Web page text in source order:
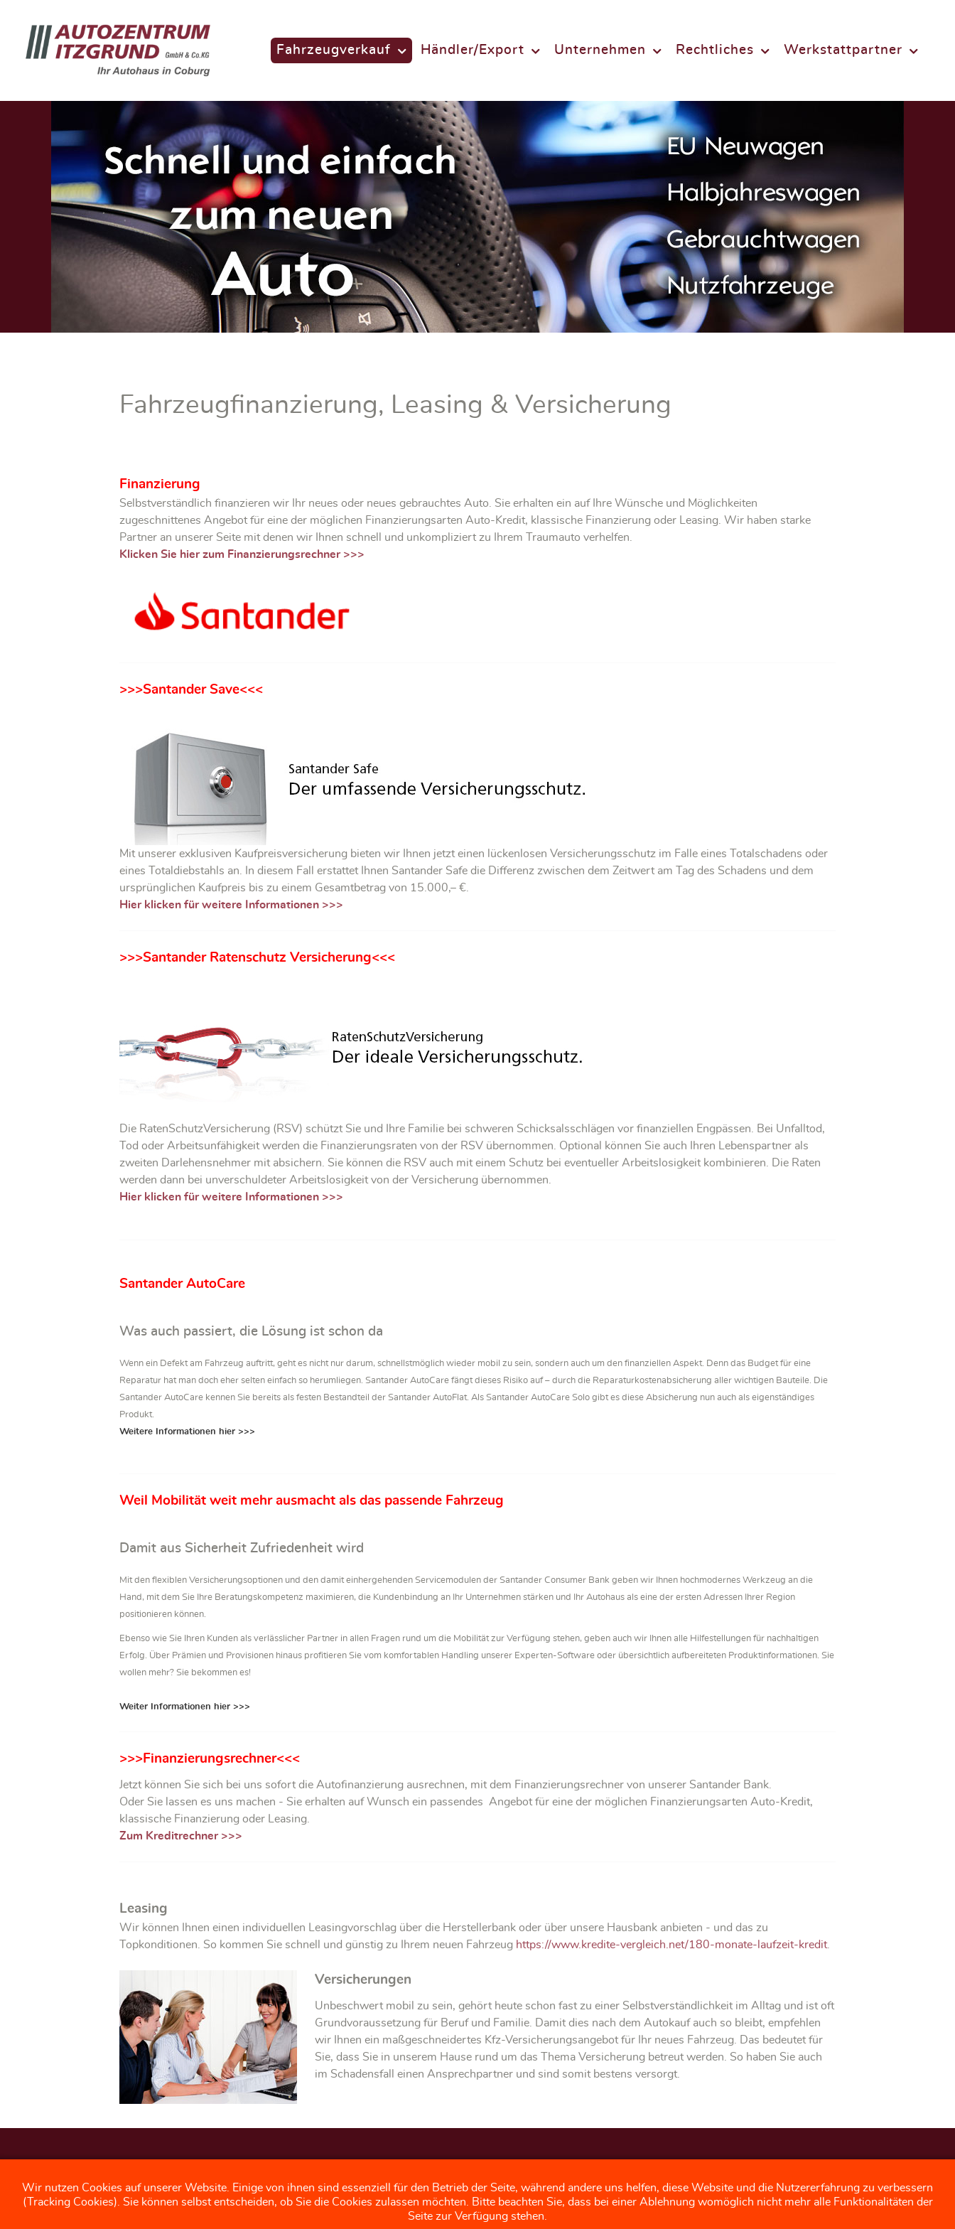
Fahrzeugverkauf Händler/Export Unternehmen Rechtliches Werkstattpartner
Fahrzeugfinanzierung, Leasing & Versicherung
Finanzierung
Selbstverständlich finanzieren wir Ihr neues oder neues gebrauchtes Auto. Sie erhalten ein auf Ihre Wünsche und Möglichkeiten
zugeschnittenes Angebot für eine der möglichen Finanzierungsarten Auto-Kredit, klassische Finanzierung oder Leasing. Wir haben starke
Partner an unserer Seite mit denen wir Ihnen schnell und unkompliziert zu Ihrem Traumauto verhelfen.
Klicken Sie hier zum Finanzierungsrechner >>>
>>>Santander Save<<<
Mit unserer exklusiven Kaufpreisversicherung bieten wir Ihnen jetzt einen lückenlosen Versicherungsschutz im Falle eines Totalschadens oder
eines Totaldiebstahls an. In diesem Fall erstattet Ihnen Santander Safe die Differenz zwischen dem Zeitwert am Tag des Schadens und dem
ursprünglichen Kaufpreis bis zu einem Gesamtbetrag von 15.000,– €.
Hier klicken für weitere Informationen >>>
>>>Santander Ratenschutz Versicherung<<<
Die RatenSchutzVersicherung (RSV) schützt Sie und Ihre Familie bei schweren Schicksalsschlägen vor finanziellen Engpässen. Bei Unfalltod,
Tod oder Arbeitsunfähigkeit werden die Finanzierungsraten von der RSV übernommen. Optional können Sie auch Ihren Lebenspartner als
zweiten Darlehensnehmer mit absichern. Sie können die RSV auch mit einem Schutz bei eventueller Arbeitslosigkeit kombinieren. Die Raten
werden dann bei unverschuldeter Arbeitslosigkeit von der Versicherung übernommen.
Hier klicken für weitere Informationen >>>
Santander AutoCare
Was auch passiert, die Lösung ist schon da
Wenn ein Defekt am Fahrzeug auftritt, geht es nicht nur darum, schnellstmöglich wieder mobil zu sein, sondern auch um den finanziellen Aspekt. Denn das Budget für eine
Reparatur hat man doch eher selten einfach so herumliegen. Santander AutoCare fängt dieses Risiko auf – durch die Reparaturkostenabsicherung aller wichtigen Bauteile. Die
Santander AutoCare kennen Sie bereits als festen Bestandteil der Santander AutoFlat. Als Santander AutoCare Solo gibt es diese Absicherung nun auch als eigenständiges
Produkt.
Weitere Informationen hier >>>
Weil Mobilität weit mehr ausmacht als das passende Fahrzeug
Damit aus Sicherheit Zufriedenheit wird
Mit den flexiblen Versicherungsoptionen und den damit einhergehenden Servicemodulen der Santander Consumer Bank geben wir Ihnen hochmodernes Werkzeug an die
Hand, mit dem Sie Ihre Beratungskompetenz maximieren, die Kundenbindung an Ihr Unternehmen stärken und Ihr Autohaus als eine der ersten Adressen Ihrer Region
positionieren können.
Ebenso wie Sie Ihren Kunden als verlässlicher Partner in allen Fragen rund um die Mobilität zur Verfügung stehen, geben auch wir Ihnen alle Hilfestellungen für nachhaltigen
Erfolg. Über Prämien und Provisionen hinaus profitieren Sie vom komfortablen Handling unserer Experten-Software oder übersichtlich aufbereiteten Produktinformationen. Sie
wollen mehr? Sie bekommen es!
Weiter Informationen hier >>>
>>>Finanzierungsrechner<<<
Jetzt können Sie sich bei uns sofort die Autofinanzierung ausrechnen, mit dem Finanzierungsrechner von unserer Santander Bank.
Oder Sie lassen es uns machen - Sie erhalten auf Wunsch ein passendes Angebot für eine der möglichen Finanzierungsarten Auto-Kredit,
klassische Finanzierung oder Leasing.
Zum Kreditrechner >>>
Leasing
Wir können Ihnen einen individuellen Leasingvorschlag über die Herstellerbank oder über unsere Hausbank anbieten - und das zu
Topkonditionen. So kommen Sie schnell und günstig zu Ihrem neuen Fahrzeug https://www.kredite-vergleich.net/180-monate-laufzeit-kredit.
Versicherungen
Unbeschwert mobil zu sein, gehört heute schon fast zu einer Selbstverständlichkeit im Alltag und ist oft
Grundvoraussetzung für Beruf und Familie. Damit dies nach dem Autokauf auch so bleibt, empfehlen
wir Ihnen ein maßgeschneidertes Kfz-Versicherungsangebot für Ihr neues Fahrzeug. Das bedeutet für
Sie, dass Sie in unserem Hause rund um das Thema Versicherung betreut werden. So haben Sie auch
im Schadensfall einen Ansprechpartner und sind somit bestens versorgt.
Kontakt:
Autozentrum Itzgrund GmbH & Co.KG
Impressum
Datenschutz
Fahrzeuge bei Mobile.de
Facebook:
Besuchen Sie uns doch auch
Wir nutzen Cookies auf unserer Website. Einige von ihnen sind essenziell für den Betrieb der Seite, während andere uns helfen, diese Website und die Nutzererfahrung zu verbessern
(Tracking Cookies). Sie können selbst entscheiden, ob Sie die Cookies zulassen möchten. Bitte beachten Sie, dass bei einer Ablehnung womöglich nicht mehr alle Funktionalitäten der
Seite zur Verfügung stehen.